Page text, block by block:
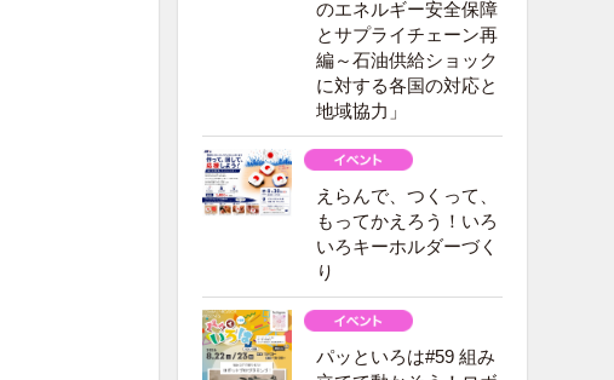
のエネルギー安全保障
とサプライチェーン再
編～石油供給ショック
に対する各国の対応と
地域協力」
えらんで、つくって、
もってかえろう！いろ
いろキーホルダーづく
り
パッといろは#59 組み